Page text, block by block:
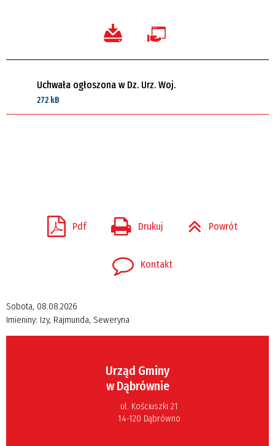
Uchwała ogłoszona w Dz. Urz. Woj.
272 kB
Pdf Drukuj Powrót
Kontakt
Sobota, 08.08.2026
Imieniny: Izy, Rajmunda, Seweryna
Urząd Gminy
w Dąbrównie
ul. Kościuszki 21
14-120 Dąbrówno